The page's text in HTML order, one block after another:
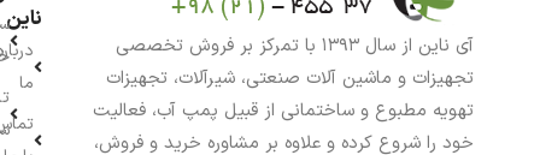
آی ناین از سال ۱۳۹۳ با تمرکز بر فروش تخصصی
تجهیزات و ماشین آلات صنعتی، شیرآلات، تجهیزات
تهویه مطبوع و ساختمانی از قبیل پمپ آب، فعالیت
خود را شروع کرده و علاوه بر مشاوره خرید و فروش،
ناین
ما